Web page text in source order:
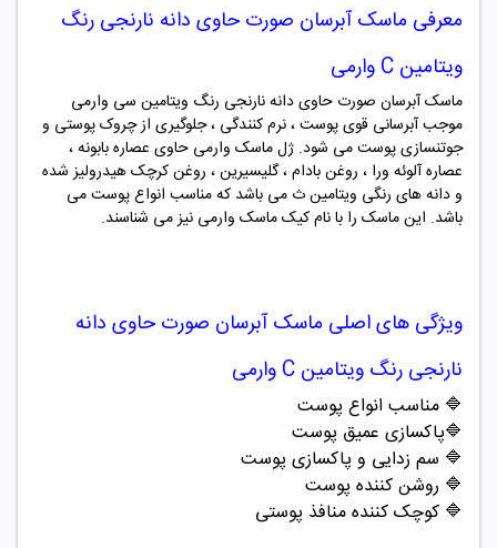
معرفی ماسک آبرسان صورت حاوی دانه نارنجی رنگ
ویتامین C وارمی
ماسک آبرسان صورت حاوی دانه نارنجی رنگ ویتامین سی وارمی
موجب آبرسانی قوی پوست ، نرم کنندگی ، جلوگیری از چروک پوستی و
جوتنسازی پوست می شود. ژل ماسک وارمی حاوی عصاره بابونه ،
عصاره آلوئه ورا ، روغن بادام ، گلیسیرین ، روغن کرچک هیدرولیز شده
و دانه های رنگی ویتامین ث می باشد که مناسب انواع پوست می
باشد. این ماسک را با نام کیک ماسک وارمی نیز می شناسند.
ویژگی های اصلی ماسک آبرسان صورت حاوی دانه
نارنجی رنگ ویتامین C وارمی
🔷 مناسب انواع پوست
🔷پاکسازی عمیق پوست
🔷 سم زدایی و پاکسازی پوست
🔷 روشن کننده پوست
🔷 کوچک کننده منافذ پوستی